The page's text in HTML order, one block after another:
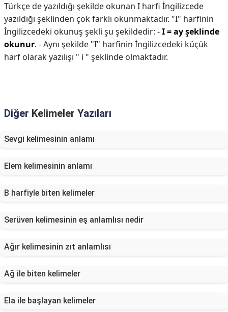
Türkçe de yazıldığı şekilde okunan I harfi İngilizcede
yazıldığı şeklinden çok farklı okunmaktadır. "I" harfinin
İngilizcedeki okunuş şekli şu şekildedir: -I = ay şeklinde
okunur. - Aynı şekilde "I" harfinin İngilizcedeki küçük
harf olarak yazılışı " i " şeklinde olmaktadır.
Diğer Kelimeler Yazıları
Sevgi kelimesinin anlamı
Elem kelimesinin anlamı
B harfiyle biten kelimeler
Serüven kelimesinin eş anlamlısı nedir
Ağır kelimesinin zıt anlamlısı
Ağ ile biten kelimeler
Ela ile başlayan kelimeler